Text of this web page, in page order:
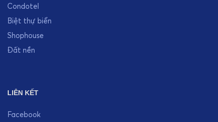
Condotel
Biệt thự biển
Shophouse
Đất nền
LIÊN KẾT
Facebook